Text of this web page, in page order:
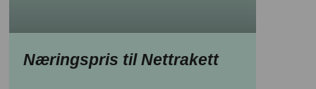
Næringspris til Nettrakett